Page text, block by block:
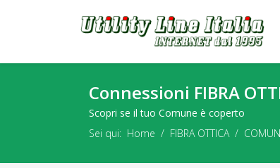
Connessioni FIBRA
Scopri se il tuo Comune è coperto
Sei qui: Home FIBRA OTTICA